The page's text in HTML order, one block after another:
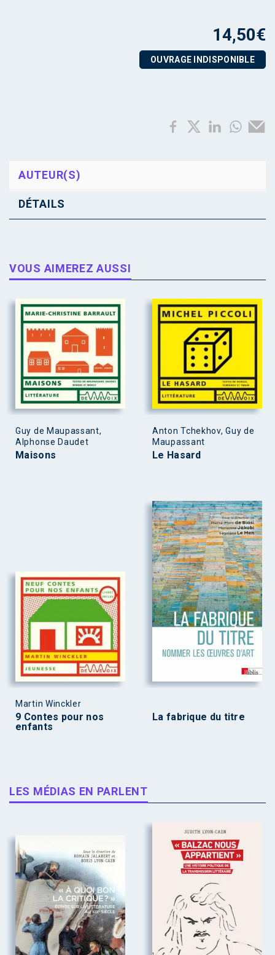
14,50€
OUVRAGE INDISPONIBLE
AUTEUR(S)
DÉTAILS
VOUS AIMEREZ AUSSI
Guy de Maupassant,
Alphonse Daudet
Maisons
Anton Tchekhov, Guy de
Maupassant
Le Hasard
Martin Winckler
9 Contes pour nos
enfants
La fabrique du titre
LES MÉDIAS EN PARLENT